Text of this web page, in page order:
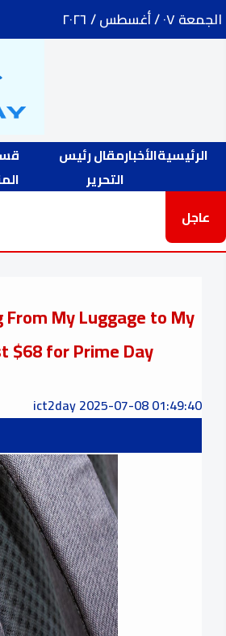
الجمعة ٠٧ / أغسطس / ٢٠٢٦
الرئيسيةالأخبارمقال رئيس
التحرير
عاجل
My Luggage to My
$68 for Prime Day
ict2day2025-07-08 01:49:40